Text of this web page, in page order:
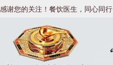
感谢您的关注！餐饮医生，同心同行